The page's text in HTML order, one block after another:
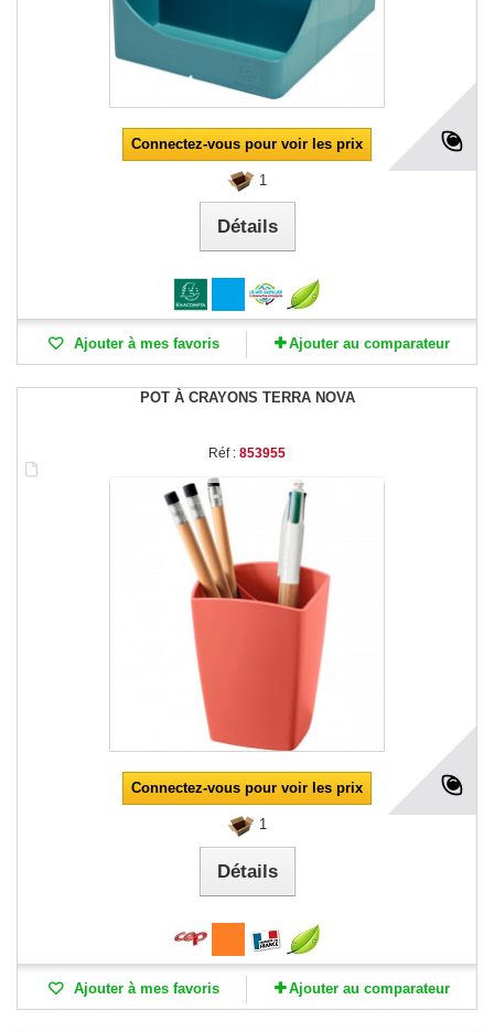
Connectez-vous pour voir les prix
1
Détails
Ajouter à mes favoris Ajouter au comparateur
POT À CRAYONS TERRA NOVA
Réf : 853955
Connectez-vous pour voir les prix
1
Détails
Ajouter à mes favoris Ajouter au comparateur